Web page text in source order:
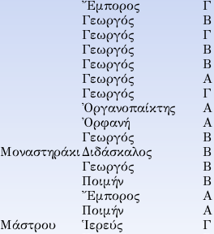
Ἔμπορος
Γ
Γεωργός
Β
Γεωργός
Γ
Γεωργός
Β
Γεωργός
Β
Γεωργός
Α
Γεωργός
Γ
Ὀργανοπαίκτης
Α
Ὀρφανή
Α
Γεωργός
Β
ΜοναστηράκιΔιδάσκαλος
Β
Γεωργός
Β
Ποιμήν
Β
Ἔμπορος
Α
Ποιμήν
Α
Μάστρου Ἱερεύς
Γ